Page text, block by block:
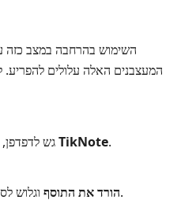
השימוש בהרחבה במצב כזה
המעצבנים האלה עלולים
TikNote.
הורד את התוסףוגלוש לסרטון שברצונך להוריד.